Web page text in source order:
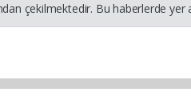
çekilmektedir. Bu haberlerde